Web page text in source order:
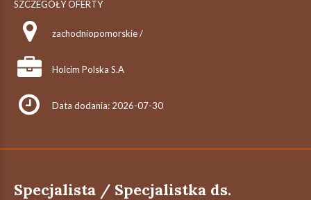
SZCZEGÓŁY OFERTY
zachodniopomorskie /
Holcim Polska S.A
Data dodania: 2026-07-30
Specjalista / Specjalistka ds.